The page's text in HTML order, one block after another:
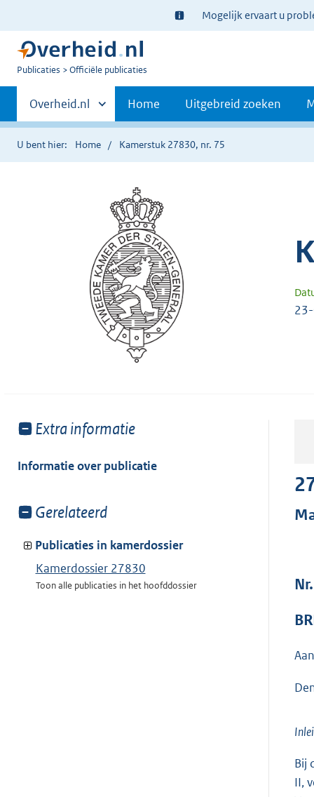
Ter
informatie:
Mogelijk ervaart u
U
Publicaties Officiële publicaties
Primaire
navigatie
Andere
sites
binnen
Overheid.nl Home Uitgebreid zoeken
U bent hier: Home Kamerstuk 27830, nr. 75
Toon
van:
Extra informatie
Informatie over publicatie
Toon
van:
Gerelateerd
Publicaties in kamerdossier
Kamerdossier 27830
Toon alle publicaties in het hoofddossier
Bij
II,